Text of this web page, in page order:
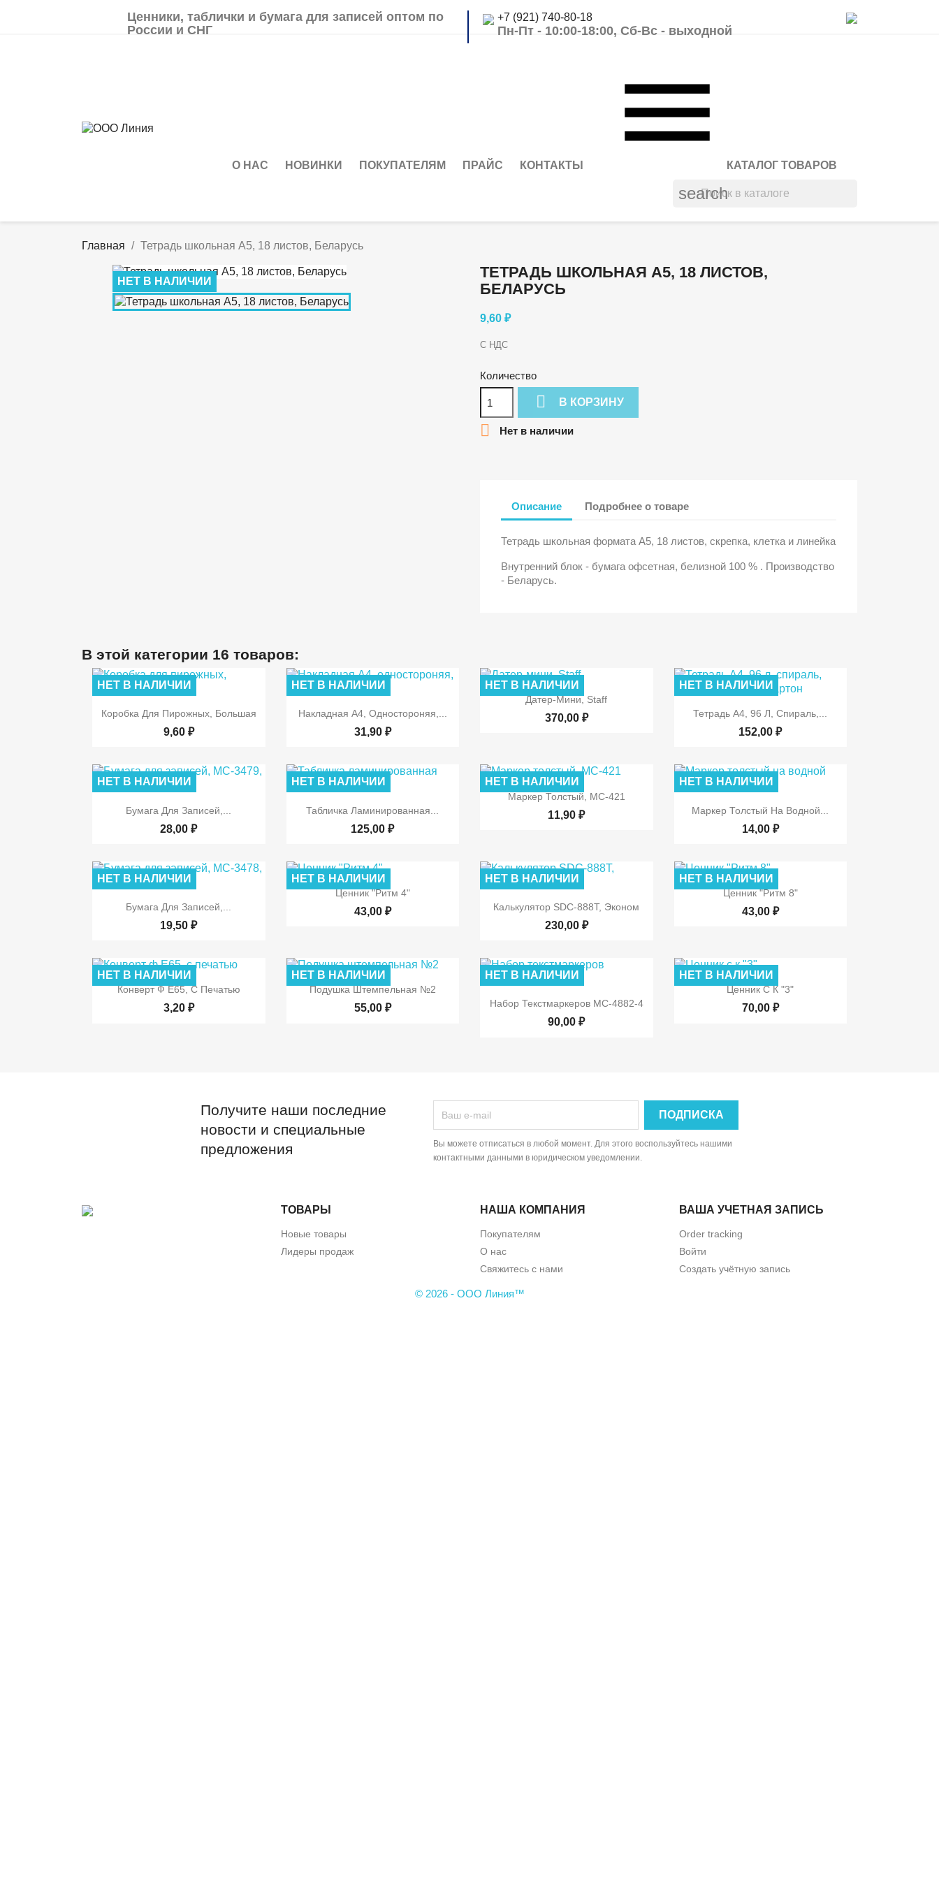
Ценники, таблички и бумага для записей оптом по
России и СНГ
+7 (921) 740-80-18
Пн-Пт - 10:00-18:00, Сб-Вс - выходной
О НАС НОВИНКИ ПОКУПАТЕЛЯМ ПРАЙС КОНТАКТЫ КАТАЛОГ ТОВАРОВ
search
Главная Тетрадь школьная А5, 18 листов, Беларусь
НЕТ В НАЛИЧИИ
ТЕТРАДЬ ШКОЛЬНАЯ А5, 18 ЛИСТОВ,
БЕЛАРУСЬ
9,60 ₽
С НДС
Количество
 В КОРЗИНУ
 Нет в наличии
Описание Подробнее о товаре
Тетрадь школьная формата А5, 18 листов, скрепка, клетка и линейка
Внутренний блок - бумага офсетная, белизной 100 % . Производство
- Беларусь.
В этой категории 16 товаров:
 Быстрый просмотр
Коробка Для Пирожных, Большая
9,60 ₽
НЕТ В НАЛИЧИИ
 Быстрый просмотр
Накладная А4, Одностороняя,...
31,90 ₽
НЕТ В НАЛИЧИИ
 Быстрый просмотр
Датер-Мини, Staff
370,00 ₽
НЕТ В НАЛИЧИИ
 Быстрый просмотр
Тетрадь А4, 96 Л, Спираль,...
152,00 ₽
НЕТ В НАЛИЧИИ
 Быстрый просмотр
Бумага Для Записей,...
28,00 ₽
НЕТ В НАЛИЧИИ
 Быстрый просмотр
Табличка Ламинированная...
125,00 ₽
НЕТ В НАЛИЧИИ
 Быстрый просмотр
Маркер Толстый, МС-421
11,90 ₽
НЕТ В НАЛИЧИИ
 Быстрый просмотр
Маркер Толстый На Водной...
14,00 ₽
НЕТ В НАЛИЧИИ
 Быстрый просмотр
Бумага Для Записей,...
19,50 ₽
НЕТ В НАЛИЧИИ
 Быстрый просмотр
Ценник "Ритм 4"
43,00 ₽
НЕТ В НАЛИЧИИ
 Быстрый просмотр
Калькулятор SDC-888Т, Эконом
230,00 ₽
НЕТ В НАЛИЧИИ
 Быстрый просмотр
Ценник "Ритм 8"
43,00 ₽
НЕТ В НАЛИЧИИ
 Быстрый просмотр
Конверт Ф Е65, С Печатью
3,20 ₽
НЕТ В НАЛИЧИИ
 Быстрый просмотр
Подушка Штемпельная №2
55,00 ₽
НЕТ В НАЛИЧИИ
 Быстрый просмотр
Набор Текстмаркеров МС-4882-4
90,00 ₽
НЕТ В НАЛИЧИИ
 Быстрый просмотр
Ценник С К "3"
70,00 ₽
НЕТ В НАЛИЧИИ
Получите наши последние
новости и специальные
предложения
Вы можете отписаться в любой момент. Для этого воспользуйтесь нашими
контактными данными в юридическом уведомлении.
ТОВАРЫ
Новые товары
Лидеры продаж
НАША КОМПАНИЯ
Покупателям
О нас
Свяжитесь с нами
ВАША УЧЕТНАЯ ЗАПИСЬ
Order tracking
Войти
Создать учётную запись
© 2026 - ООО Линия™